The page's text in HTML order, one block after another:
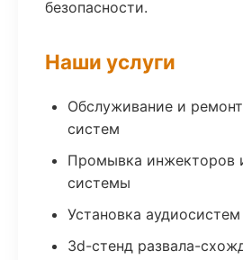
безопасности.
Наши услуги
Обслуживание и
систем
Промывка инжекторов
системы
Установка
3d-стенд развала-